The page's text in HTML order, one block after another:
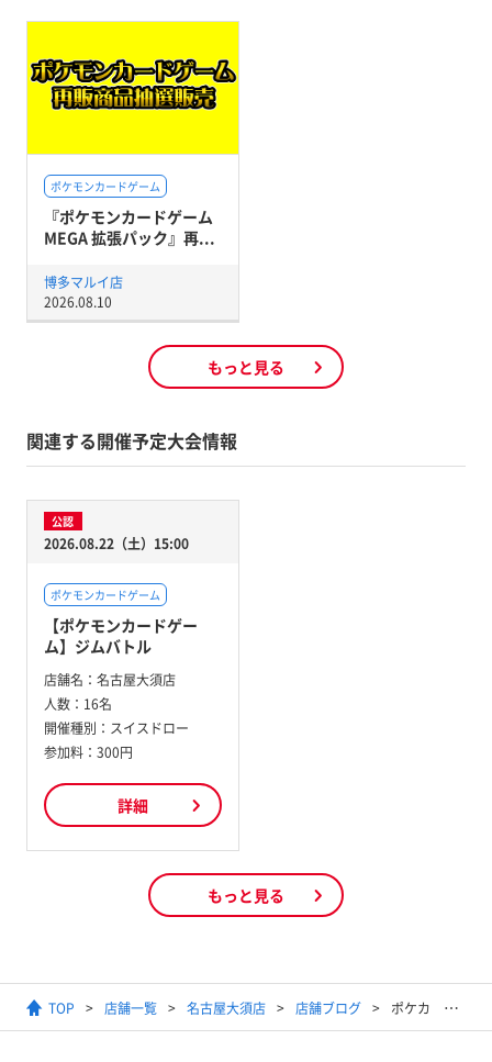
ポケモンカードゲーム
『ポケモンカードゲーム
MEGA 拡張パック』再...
博多マルイ店
2026.08.10
もっと見る
関連する開催予定大会情報
公認
2026.08.22（土）15:00
ポケモンカードゲーム
【ポケモンカードゲー
ム】ジムバトル
店舗名： 名古屋大須店
人数： 16名
開催種別： スイスドロー
参加料： 300円
詳細
もっと見る
TOP 店舗一覧 名古屋大須店 店舗ブログ ポケカ スリーブ 買取募集中です！！